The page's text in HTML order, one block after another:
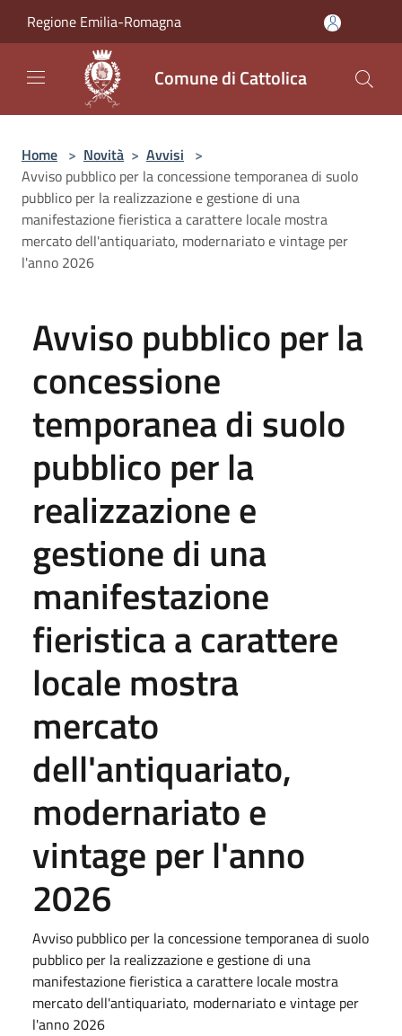
Regione Emilia-Romagna
Comune di Cattolica
Home > Novità > Avvisi >
Avviso pubblico per la concessione temporanea di suolo
pubblico per la realizzazione e gestione di una
manifestazione fieristica a carattere locale mostra
mercato dell'antiquariato, modernariato e vintage per
l'anno 2026
Avviso pubblico per la
concessione
temporanea di suolo
pubblico per la
realizzazione e
gestione di una
manifestazione
fieristica a carattere
locale mostra
mercato
dell'antiquariato,
modernariato e
vintage per l'anno
2026
Avviso pubblico per la concessione temporanea di suolo
pubblico per la realizzazione e gestione di una
manifestazione fieristica a carattere locale mostra
mercato dell'antiquariato, modernariato e vintage per
l'anno 2026